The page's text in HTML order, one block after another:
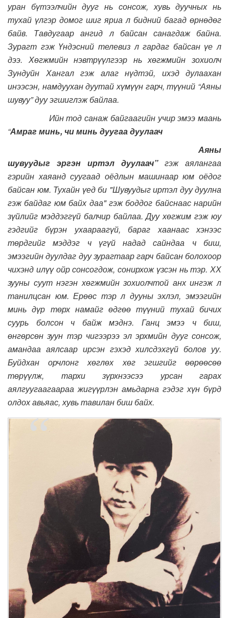
уран бүтээлчийн дууг нь сонсож, хувь дуучных нь
тухай үлгэр домог шиг яриа л бидний багад өрнөдөг
байв. Тавдугаар ангид л байсан санагдаж байна.
Зурагт гэж Үндэсний телевиз л гардаг байсан үе л
дээ. Хөгжмийн нэвтрүүлгээр нь хөгжмийн зохиолч
Зундуйн Хангал гэж алаг нүдтэй, ихэд дулаахан
инээсэн, намдуухан дуутай хүмүүн гарч, түүний “Аяны
шувуу” дуу эгшиглэж байлаа.
Ийн тод санаж байгаагийн учир эмээ маань
“Амраг минь, чи минь дуугаа дуулаач
Аяны
шувуудыг эргэн иртэл дуулаач”гэж аялангаа
гэрийн хаяанд суугаад оёдлын машинаар юм оёдог
байсан юм. Тухайн үед би "Шувуудыг иртэл дуу дуулна
гэж байдаг юм байх даа" гэж боддог байснаас нарийн
зүйлийг мэддэггүй балчир байлаа.Дуу хөгжим гэж юу
гэдгийг бүрэн ухаараагүй, бараг хаанаас хэнээс
төрдгийг мэддэг ч үгүй надад сайндаа ч биш,
эмээгийн дуулдаг дуу зурагтаар гарч байсан болохоор
чихэнд илүү ойр сонсогдож, сонирхож үзсэн нь тэр. ХХ
зууны суут нэгэн хөгжмийн зохиолчтой анх ингэж л
танилцсан юм. Ерөөс тэр л дууны эхлэл, эмээгийн
минь дүр төрх намайг өдгөө түүний тухай бичих
суурь болсон ч байж мэднэ. Ганц эмээ ч биш,
өнгөрсөн зуун тэр чигээрээ эл эрхмийн дууг сонсож,
амандаа аялсаар ирсэн гэхэд хилсдэхгүй болов уу.
Буйдхан орчлонг хөглөх хөг эгшгийг өөрөөсөө
төрүүлж, тархи зүрхнээсээ урсан гарах
аялгуугаагаараа жигүүрлэн амьдарна гэдэг хүн бүрд
олдох авьяас, хувь тавилан биш байх.